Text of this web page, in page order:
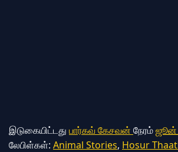
இடுகையிட்டது பார்கவ் கேசவன் நேரம்ஜூன்
லேபிள்கள்: Animal Stories, Hosur